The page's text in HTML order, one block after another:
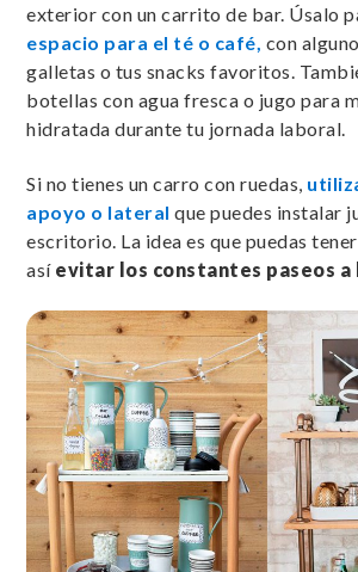
exterior con un carrito de bar. Úsalo
espacio para el té o café, con
galletas o tus snacks favoritos.
botellas con agua fresca o jugo para
hidratada durante tu jornada laboral.
Si no tienes un carro con ruedas,
apoyo o lateralque puedes instalar
escritorio. La idea es que puedas
así evitar los constantes paseos a